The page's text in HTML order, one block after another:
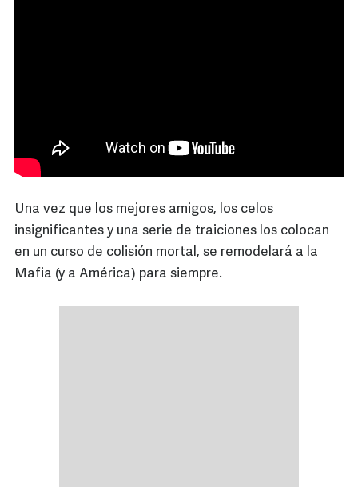
Una vez que los mejores amigos, los celos
insignificantes y una serie de traiciones los colocan
en un curso de colisión mortal, se remodelará a la
Mafia (y a América) para siempre.